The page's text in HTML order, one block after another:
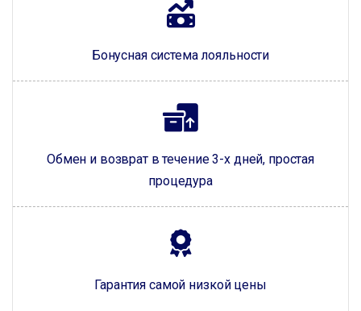
Бонусная система лояльности
Обмен и возврат в течение 3-х дней, простая
процедура
Гарантия самой низкой цены